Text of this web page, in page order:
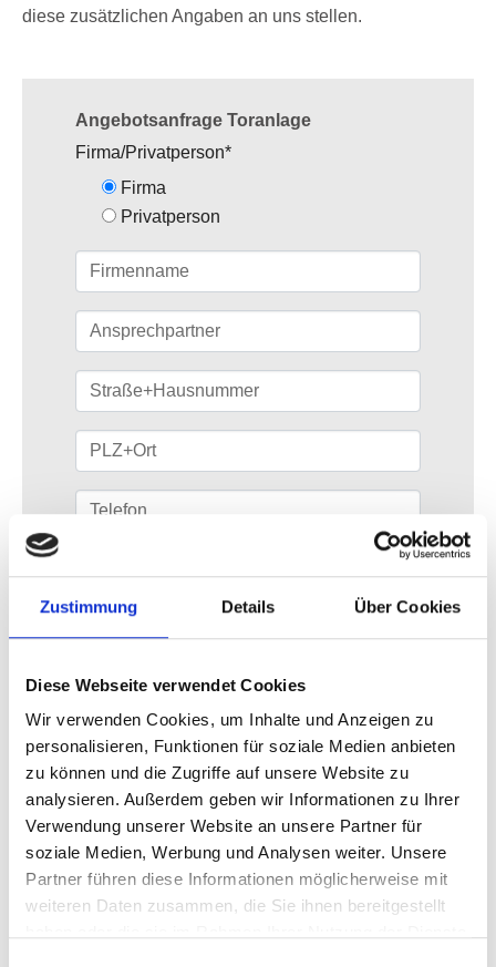
Zustimmung Details Über Cookies
Diese Webseite verwendet Cookies
Wir verwenden Cookies, um Inhalte und Anzeigen zu
personalisieren, Funktionen für soziale Medien anbieten
zu können und die Zugriffe auf unsere Website zu
analysieren. Außerdem geben wir Informationen zu Ihrer
Verwendung unserer Website an unsere Partner für
soziale Medien, Werbung und Analysen weiter. Unsere
Partner führen diese Informationen möglicherweise mit
weiteren Daten zusammen, die Sie ihnen bereitgestellt
diese zusätzlichen Angaben an uns stellen.
Angebotsanfrage Toranlage
Firma/Privatperson*
Firma
Privatperson
Nachricht
Bilderupload